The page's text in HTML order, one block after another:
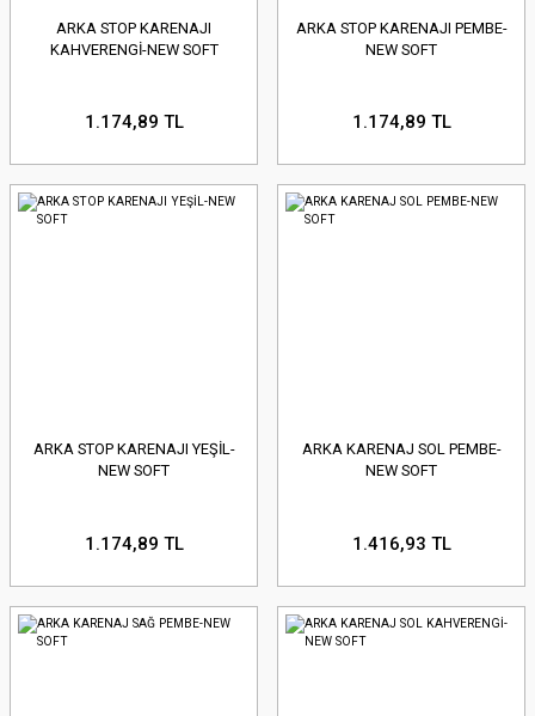
ARKA STOP KARENAJI
KAHVERENGİ-NEW SOFT
1.174,89 TL
ARKA STOP KARENAJI PEMBE-
NEW SOFT
1.174,89 TL
ARKA STOP KARENAJI YEŞİL-
NEW SOFT
1.174,89 TL
ARKA KARENAJ SOL PEMBE-
NEW SOFT
1.416,93 TL